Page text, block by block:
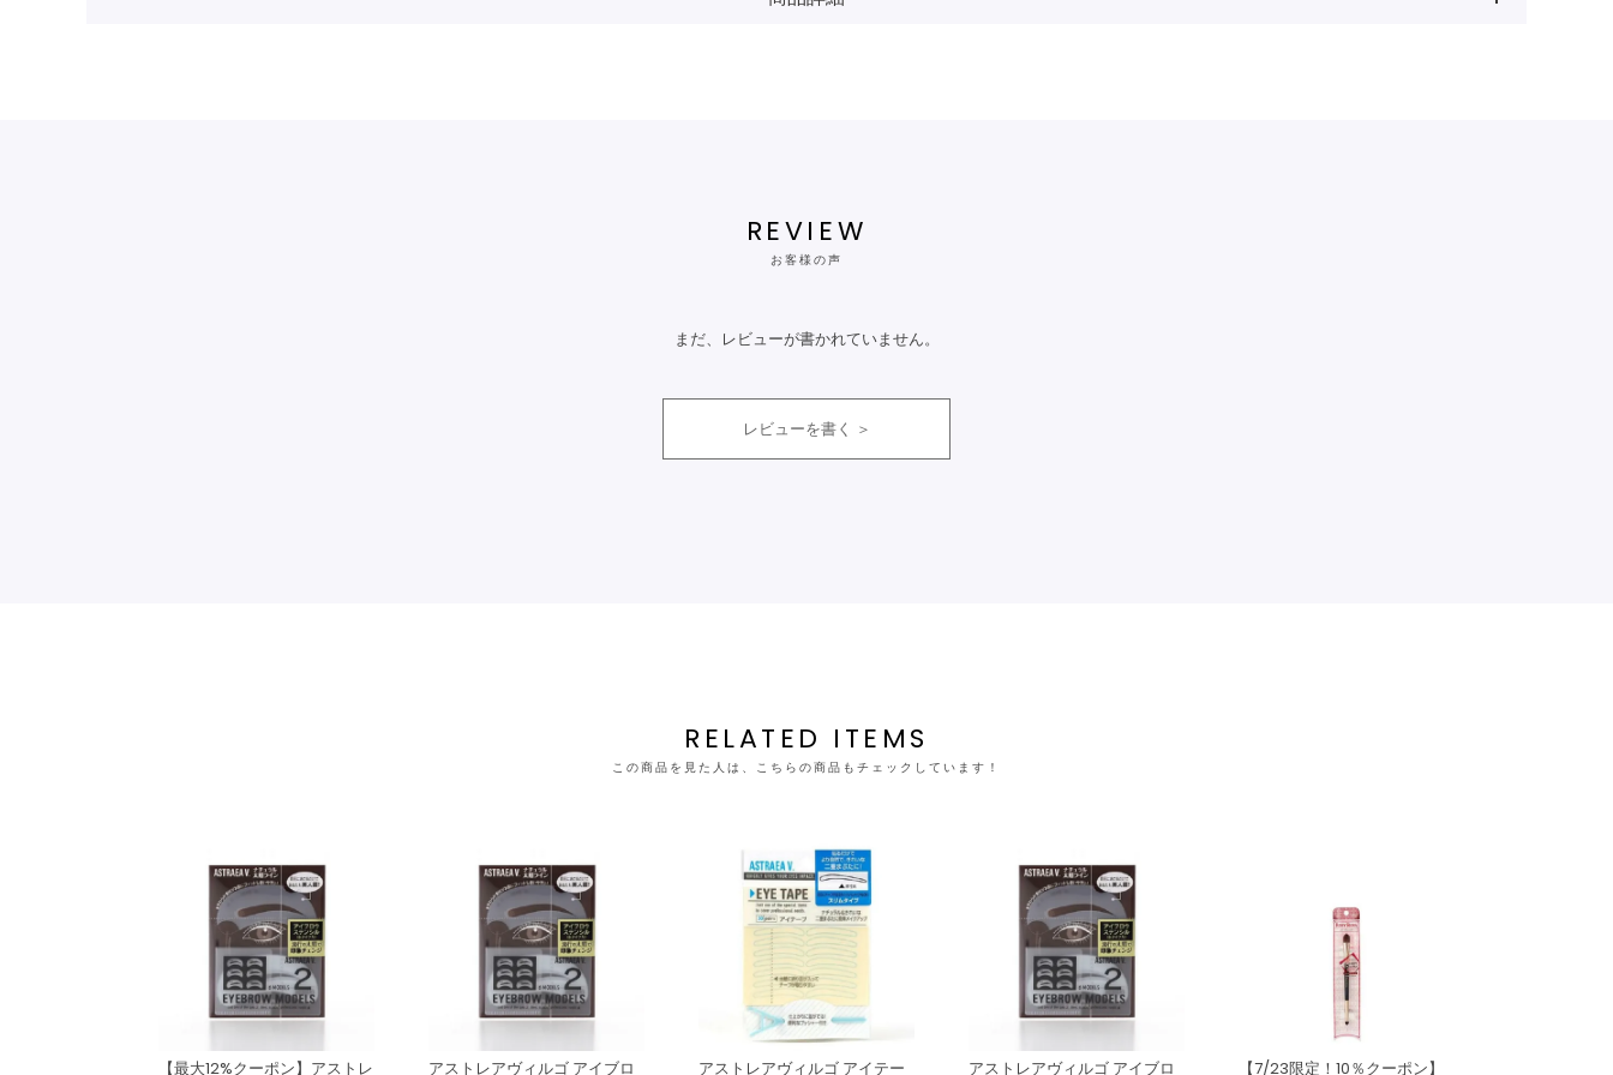
REVIEW
お客様の声
まだ、レビューが書かれていません。
レビューを書く
RELATED ITEMS
この商品を見た人は、こちらの商品もチェックしています！
【最大12%クーポン】アストレ アストレアヴィルゴ アイブロ アストレアヴィルゴ アイテー アストレアヴィルゴ アイブロ 【7/23限定！10％クーポン】